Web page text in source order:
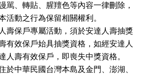
駡、轉貼、腥羶色等內容一律刪除，
活動之行為保留相關權利。
壽保戶專屬活動，須於安達人壽抽獎
有效保戶始具抽獎資格，如經安達人
人壽有效保戶，即喪失中獎資格。
於中華民國台灣本島及金門、澎湖、